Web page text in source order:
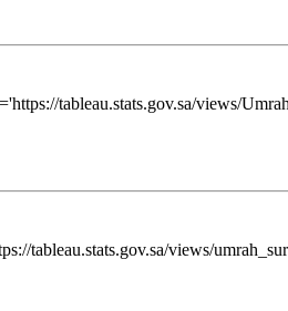
tableau.stats.gov.sa/views/
views/